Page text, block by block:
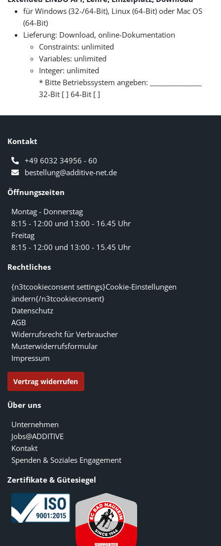
für Windows (32-/64-Bit), Linux (64-Bit) oder Mac OS
(64-Bit)
Lieferung: Download, online-Dokumentation
Constraints: unlimited
Variables: unlimited
Integer: unlimited
* Bitte Betriebssystem angeben: _______________
32-Bit [ ] 64-Bit [ ]
Kontakt
+49 6032 34956 - 60
bestellung@additive-net.de
Öffnungszeiten
Montag - Donnerstag
8:15 - 12:00 und 13:00 - 16.45 Uhr
Freitag
8:15 - 12:00 und 13:00 - 15.45 Uhr
Rechtliches
{n3tcookieconsent settings}Cookie-Einstellungen
ändern{/n3tcookieconsent}
Datenschutz
AGB
Widerrufsrecht für Verbraucher
Musterwiderrufsformular
Impressum
Vertrag widerrufen
Über uns
Unternehmen
Jobs@ADDITIVE
Kontakt
Spenden & Soziales Engagement
Zertifikate & Gütesiegel